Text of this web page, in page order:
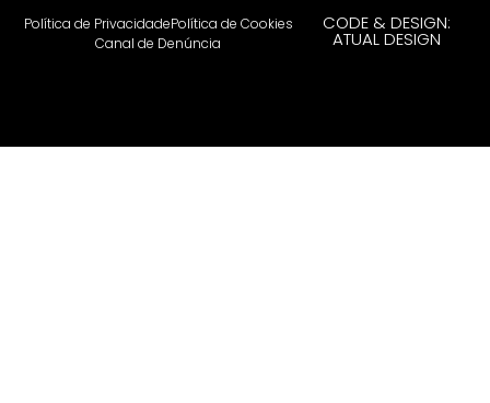
Política de PrivacidadePolítica de Cookies
Canal de Denúncia
CODE & DESIGN:
ATUAL DESIGN